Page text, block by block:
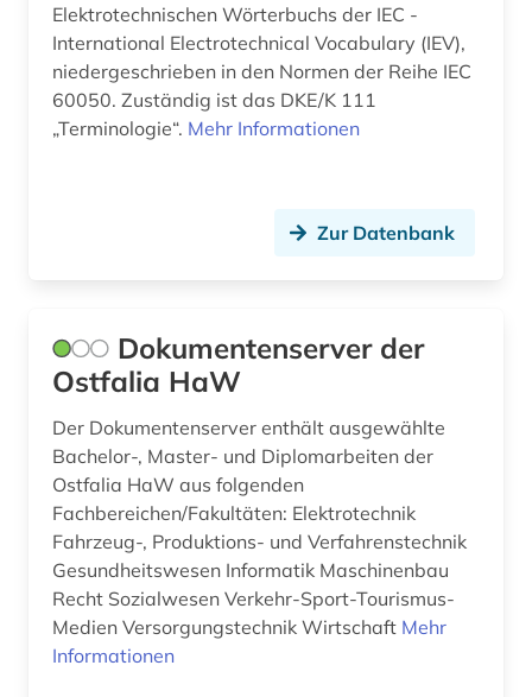
Elektrotechnischen Wörterbuchs der IEC -
International Electrotechnical Vocabulary (IEV),
niedergeschrieben in den Normen der Reihe IEC
60050. Zuständig ist das DKE/K 111
„Terminologie“. Mehr Informationen
Zur Datenbank
Dokumentenserver der
Ostfalia HaW
Der Dokumentenserver enthält ausgewählte
Bachelor-, Master- und Diplomarbeiten der
Ostfalia HaW aus folgenden
Fachbereichen/Fakultäten: Elektrotechnik
Fahrzeug-, Produktions- und Verfahrenstechnik
Gesundheitswesen Informatik Maschinenbau
Recht Sozialwesen Verkehr-Sport-Tourismus-
Medien Versorgungstechnik Wirtschaft Mehr
Informationen